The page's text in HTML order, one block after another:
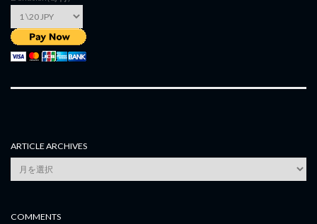
ARTICLE ARCHIVES
Article
Archives
COMMENTS